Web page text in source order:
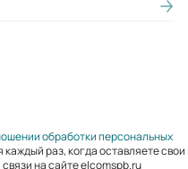
обработки персональных
раз, когда оставляете свои
на сайте elcomspb.ru